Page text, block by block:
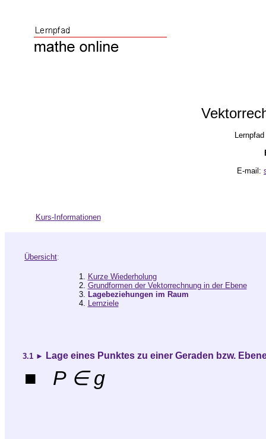
E-mail:
Kurs-Informationen
Übersicht:
1. Kurze Wiederholung
2. Grundformen der Vektorrechnung in der Ebene
3. Lagebeziehungen im Raum
4. Lernziele
3.1 ► Lage eines Punktes zu einer Geraden bzw.
■ P ∈g